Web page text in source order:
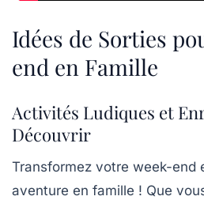
Idées de Sorties
end en Famille
Activités Ludiques et
Découvrir
Transformez votre week-end
aventure en famille ! Que